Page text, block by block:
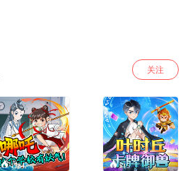
关注
1784 715